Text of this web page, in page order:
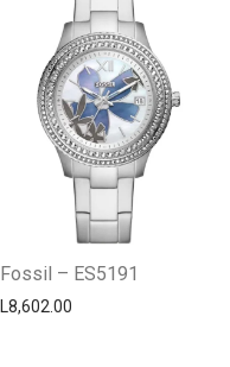
Fossil – ES5191
L8,602.00